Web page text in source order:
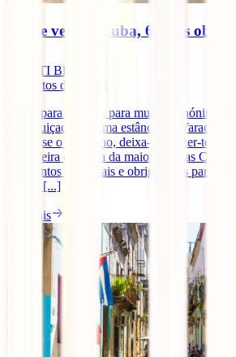
O que ver em Cuba, 6 sítios
IATI Blog
minutos de leitura
Viajar para Cuba é, para muitos, sinónimo de
espreguiçadeira numa estância de Varadero
Se é esse o teu plano, deixa-nos dizer-te que
verdadeira essência da maior ilha das
dos pontos essenciais e obrigatórios para
possas [...]
Ler mais